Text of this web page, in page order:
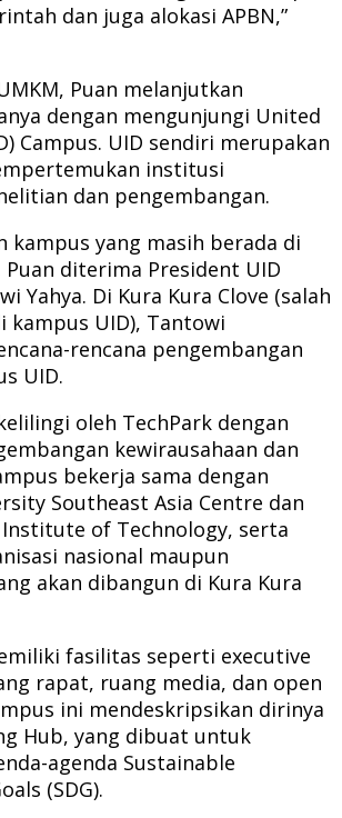
dan juga alokasi APBN,”
Puan melanjutkan
dengan mengunjungi United
Campus. UID sendiri merupakan
institusi
dan pengembangan.
kampus yang masih berada di
Puan diterima President UID
Yahya. Di Kura Kura Clove (salah
kampus UID), Tantowi
rencana pengembangan
UID.
oleh TechPark dengan
kewirausahaan dan
bekerja sama dengan
Southeast Asia Centre dan
of Technology, serta
nasional maupun
akan dibangun di Kura Kura
fasilitas seperti executive
rapat, ruang media, dan open
ini mendeskripsikan dirinya
Hub, yang dibuat untuk
agenda Sustainable
(SDG).